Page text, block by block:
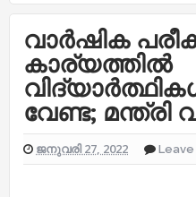
വാർഷിക
കാര്യത്തിൽ
വേണ്ട; മന്ത്രി
ജനുവരി 27, 2022 Leave